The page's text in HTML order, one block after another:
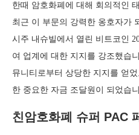
한때 암호화폐에 대해 회의적인
최근 이 부문의 강력한 옹호자가
시주 내슈빌에서 열린 비트코인
여 업계에 대한 지지를 강조했습
뮤니티로부터 상당한 지지를 얻
한 중요한 자금 조달원이 되었습
친암호화폐 슈퍼 PAC